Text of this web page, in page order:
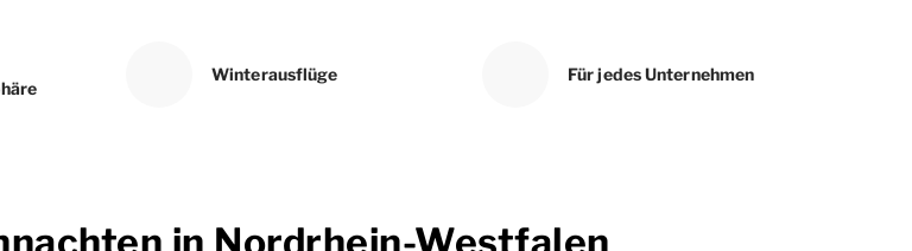
Winterausflüge Für jedes Unternehmen
in Nordrhein-Westfalen